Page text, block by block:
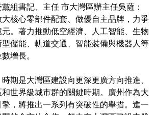
組書記、主任 市大灣區辦主任吳薩：
核心零部件配套、做優自主品牌，力爭
。著力推動低空經濟、人工智能、生物
儲能、軌道交通、智能裝備與機器人等
增長。
期是大灣區建設向更深更廣方向推進、
世界級城市群的關鍵時期。廣州作為大
，將推出一系列有突破性的舉措。進一